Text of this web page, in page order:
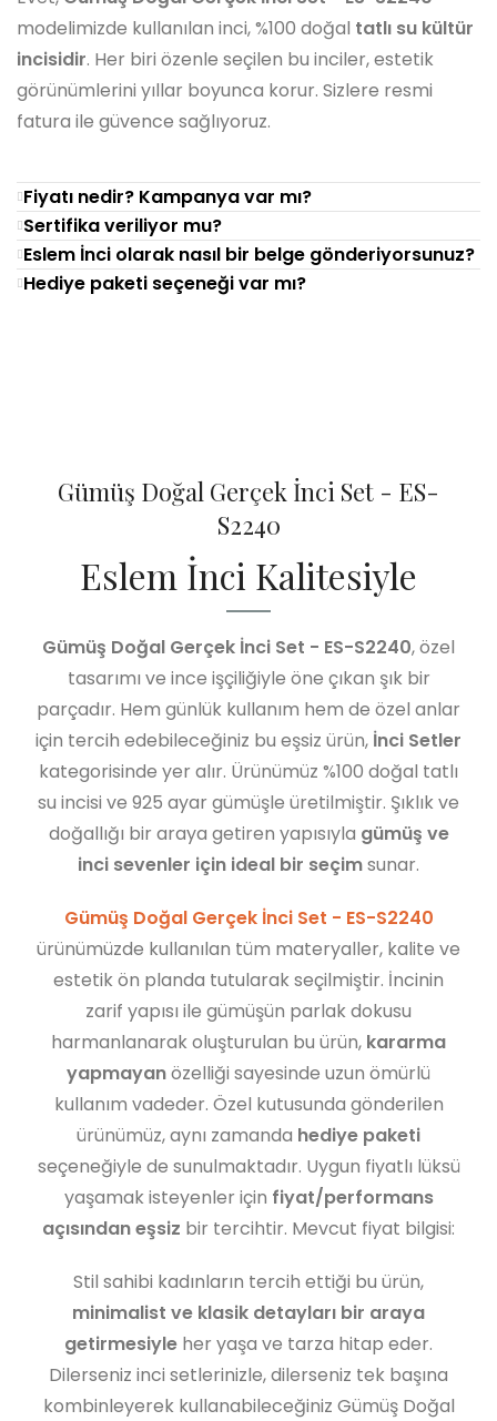
modelimizde kullanılan inci, %100 doğal tatlı su kültür
incisidir. Her biri özenle seçilen bu inciler, estetik
görünümlerini yıllar boyunca korur. Sizlere resmi
fatura ile güvence sağlıyoruz.
Fiyatı nedir? Kampanya var mı?
Sertifika veriliyor mu?
Eslem İnci olarak nasıl bir belge gönderiyorsunuz?
Hediye paketi seçeneği var mı?
Gümüş Doğal Gerçek İnci Set - ES-
S2240
Eslem İnci Kalitesiyle
Gümüş Doğal Gerçek İnci Set - ES-S2240, özel
tasarımı ve ince işçiliğiyle öne çıkan şık bir
parçadır. Hem günlük kullanım hem de özel anlar
için tercih edebileceğiniz bu eşsiz ürün, İnci Setler
kategorisinde yer alır. Ürünümüz %100 doğal tatlı
su incisi ve 925 ayar gümüşle üretilmiştir. Şıklık ve
doğallığı bir araya getiren yapısıyla gümüş ve
inci sevenler için ideal bir seçimsunar.
Gümüş Doğal Gerçek İnci Set - ES-S2240
ürünümüzde kullanılan tüm materyaller, kalite ve
estetik ön planda tutularak seçilmiştir. İncinin
zarif yapısı ile gümüşün parlak dokusu
harmanlanarak oluşturulan bu ürün, kararma
yapmayanözelliği sayesinde uzun ömürlü
kullanım vadeder. Özel kutusunda gönderilen
ürünümüz, aynı zamanda hediye paketi
seçeneğiyle de sunulmaktadır. Uygun fiyatlı lüksü
yaşamak isteyenler için fiyat/performans
açısından eşsiz bir tercihtir. Mevcut fiyat bilgisi:
Stil sahibi kadınların tercih ettiği bu ürün,
minimalist ve klasik detayları bir araya
getirmesiyle her yaşa ve tarza hitap eder.
Dilerseniz inci setlerinizle, dilerseniz tek başına
kombinleyerek kullanabileceğiniz Gümüş Doğal